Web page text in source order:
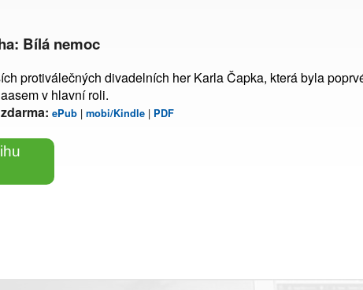
Bílá nemoc
protiválečných divadelních her Karla Čapka, která byla
v hlavní roli.
ePub | mobi/Kindle | PDF